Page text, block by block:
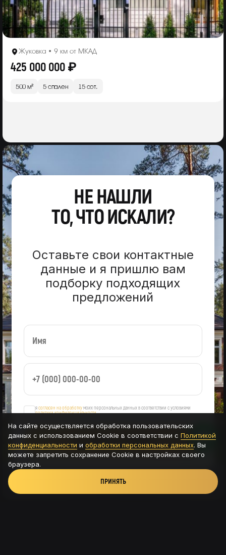
Жуковка • 9 км от МКАД
425 000 000 ₽
500 м² 5 спален 15 сот.
НЕ НАШЛИ
ТО, ЧТО ИСКАЛИ?
Оставьте свои контактные
данные и я пришлю вам
подборку подходящих
предложений
ясогласен на обработкумоих персональных данных в соответствии с условиями
политики конфиденциальности
ОСТАВИТЬ ЗАЯВКУ
На сайте осуществляется обработка пользовательских
данных с использованием Cookie в соответствии с Политикой
конфиденциальности и обработки персональных данных. Вы
можете запретить сохранение Cookie в настройках своего
браузера.
ПРИНЯТЬ